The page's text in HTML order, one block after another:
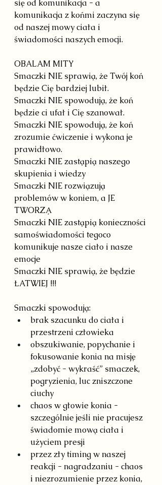
się od komunikacja - a
komunikacja z końmi zaczyna się
od naszej mowy ciała i
świadomości naszych emocji.
OBALAM MITY
Smaczki NIE sprawią, że Twój koń
będzie Cię bardziej lubił.
Smaczki NIE spowodują, że koń
będzie ci ufał i Cię szanował.
Smaczki NIE spowodują, że koń
zrozumie ćwiczenie i wykona je
prawidłowo.
Smaczki NIE zastąpią naszego
skupienia i wiedzy
Smaczki NIE rozwiązują
problemów w koniem, a JE
TWORZĄ
Smaczki NIE zastąpią konieczności
samoświadomości tegoco
komunikuje nasze ciało i nasze
emocje
Smaczki NIE sprawią, że będzie
ŁATWIEJ !!!
Smaczki spowodują:
brak szacunku do ciała i
przestrzeni człowieka
obszukiwanie, popychanie i
fokusowanie konia na misję
„zdobyć - wykraść” smaczek,
pogryzienia, luc zniszczone
ciuchy
chaos w głowie konia -
szczególnie jeśli nie pracujesz
świadomie mową ciała i
użyciem presji
przez zły timing w naszej
reakcji - nagradzaniu - chaos
i niezrozumienie przez konia,